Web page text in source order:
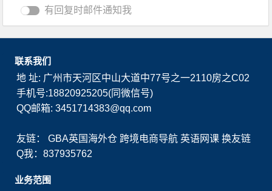
有回复时邮件通知我
联系我们
地 址: 广州市天河区中山大道中77号之一2110房之C02
手机号:18820925205(同微信号)
QQ邮箱: 3451714383@qq.com
友链：GBA英国海外仓 跨境电商导航 英语网课 换友链
Q我：837935762
业务范围